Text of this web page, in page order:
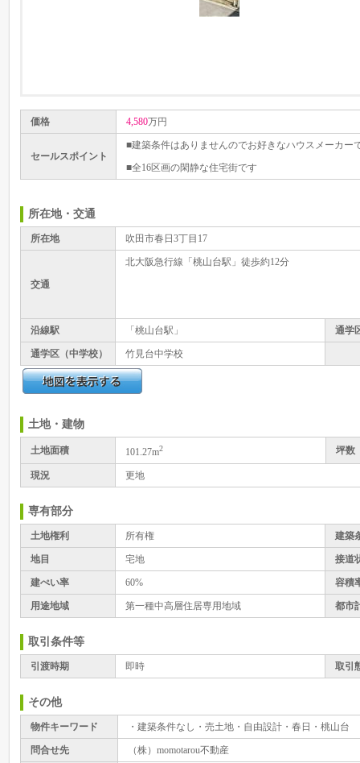
価格 4,580万円
セールスポイント
■建築条件はありませんのでお好きなハウスメーカー
■全16区画の閑静な住宅街です
所在地・交通
所在地 吹田市春日3丁目17
交通
北大阪急行線「桃山台駅」徒歩約12分
沿線駅 「桃山台駅」 通学
通学区（中学校） 竹見台中学校
土地・建物
土地面積 101.27m2 坪数
現況 更地
専有部分
土地権利 所有権 建築
地目 宅地 接道
建ぺい率 60% 容積
用途地域 第一種中高層住居専用地域 都市
取引条件等
引渡時期 即時 取引
その他
物件キーワード ・建築条件なし・売土地・自由設計・春日・桃山台
問合せ先 （株）momotarou不動産